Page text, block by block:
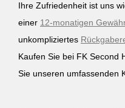
Ihre Zufriedenheit ist uns
einer 12-monatigen
unkompliziertes
Kaufen Sie bei FK Second
Sie unseren umfassenden